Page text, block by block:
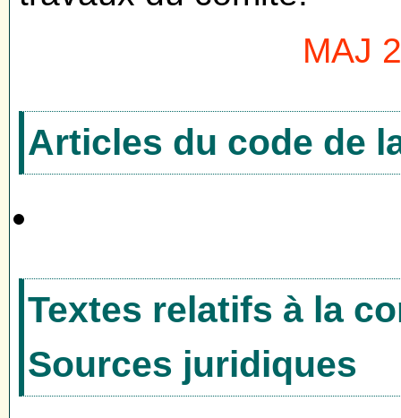
MAJ
Articles du code de
Textes relatifs à la
Sources juridiques